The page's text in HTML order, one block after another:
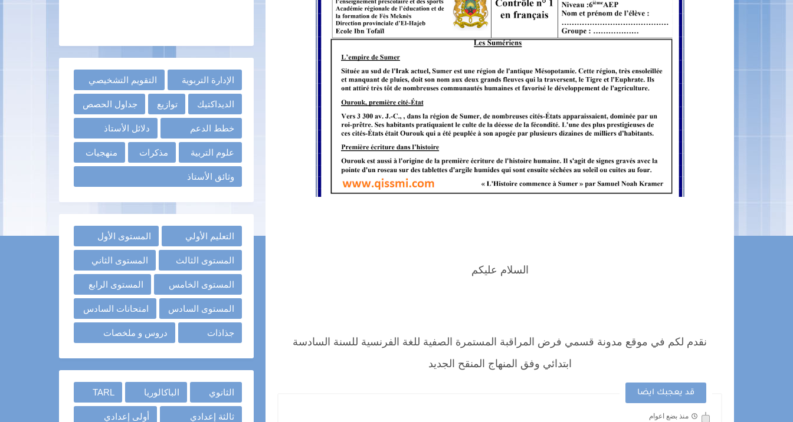
السلام عليكم
نقدم لكم في موقع مدونة قسمي فرض المراقبة المستمرة الصفية للغة الفرنسية للسنة السادسة
ابتدائي وفق المنهاج المنقح الجديد
قد يعجبك ايضا
منذ بضع اعوام
الإدارة التربوية التقويم التشخيصي
الديداكتيك توازيع جداول الحصص
خطط الدعم دلائل الأستاذ
علوم التربية مذكرات منهجيات
وثائق الأستاذ
التعليم الأولي المستوى الأول
المستوى الثالث المستوى الثاني
المستوى الخامس المستوى الرابع
المستوى السادس امتحانات السادس
جذاذات دروس و ملخصات
الثانوي الباكالوريا TARL
ثالثة إعدادي أولى إعدادي